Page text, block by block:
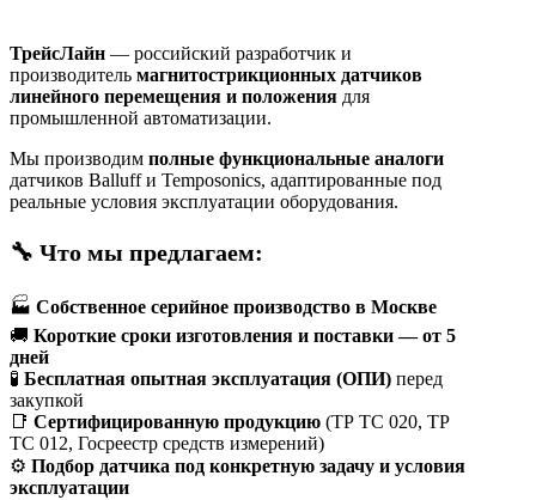
ТрейсЛайн — российский разработчик и
производитель магнитострикционных датчиков
линейного перемещения и положения для
промышленной автоматизации.
Мы производим полные функциональные аналоги
датчиков Balluffи Temposonics, адаптированные под
реальные условия эксплуатации оборудования.
🔧 Что мы предлагаем:
🏭 Собственное серийное производство в Москве
🚚 Короткие сроки изготовления и поставки — от 5
дней
🧪 Бесплатная опытная эксплуатация (ОПИ) перед
закупкой
📑 Сертифицированную продукцию (ТР ТС 020, ТР
ТС 012, Госреестр средств измерений)
⚙️ Подбор датчика под конкретную задачу и условия
эксплуатации